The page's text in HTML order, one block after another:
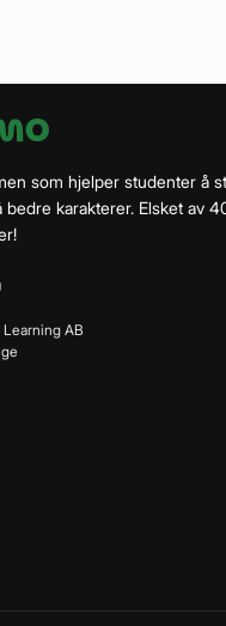
som hjelper studenter å
bedre karakterer. Elsket av
Learning AB